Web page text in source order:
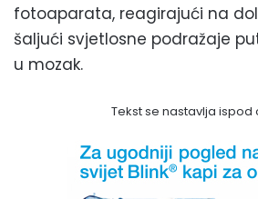
fotoaparata, reagirajući na
šaljući svjetlosne podražaje
u mozak.
Tekst se nastavlja ispod